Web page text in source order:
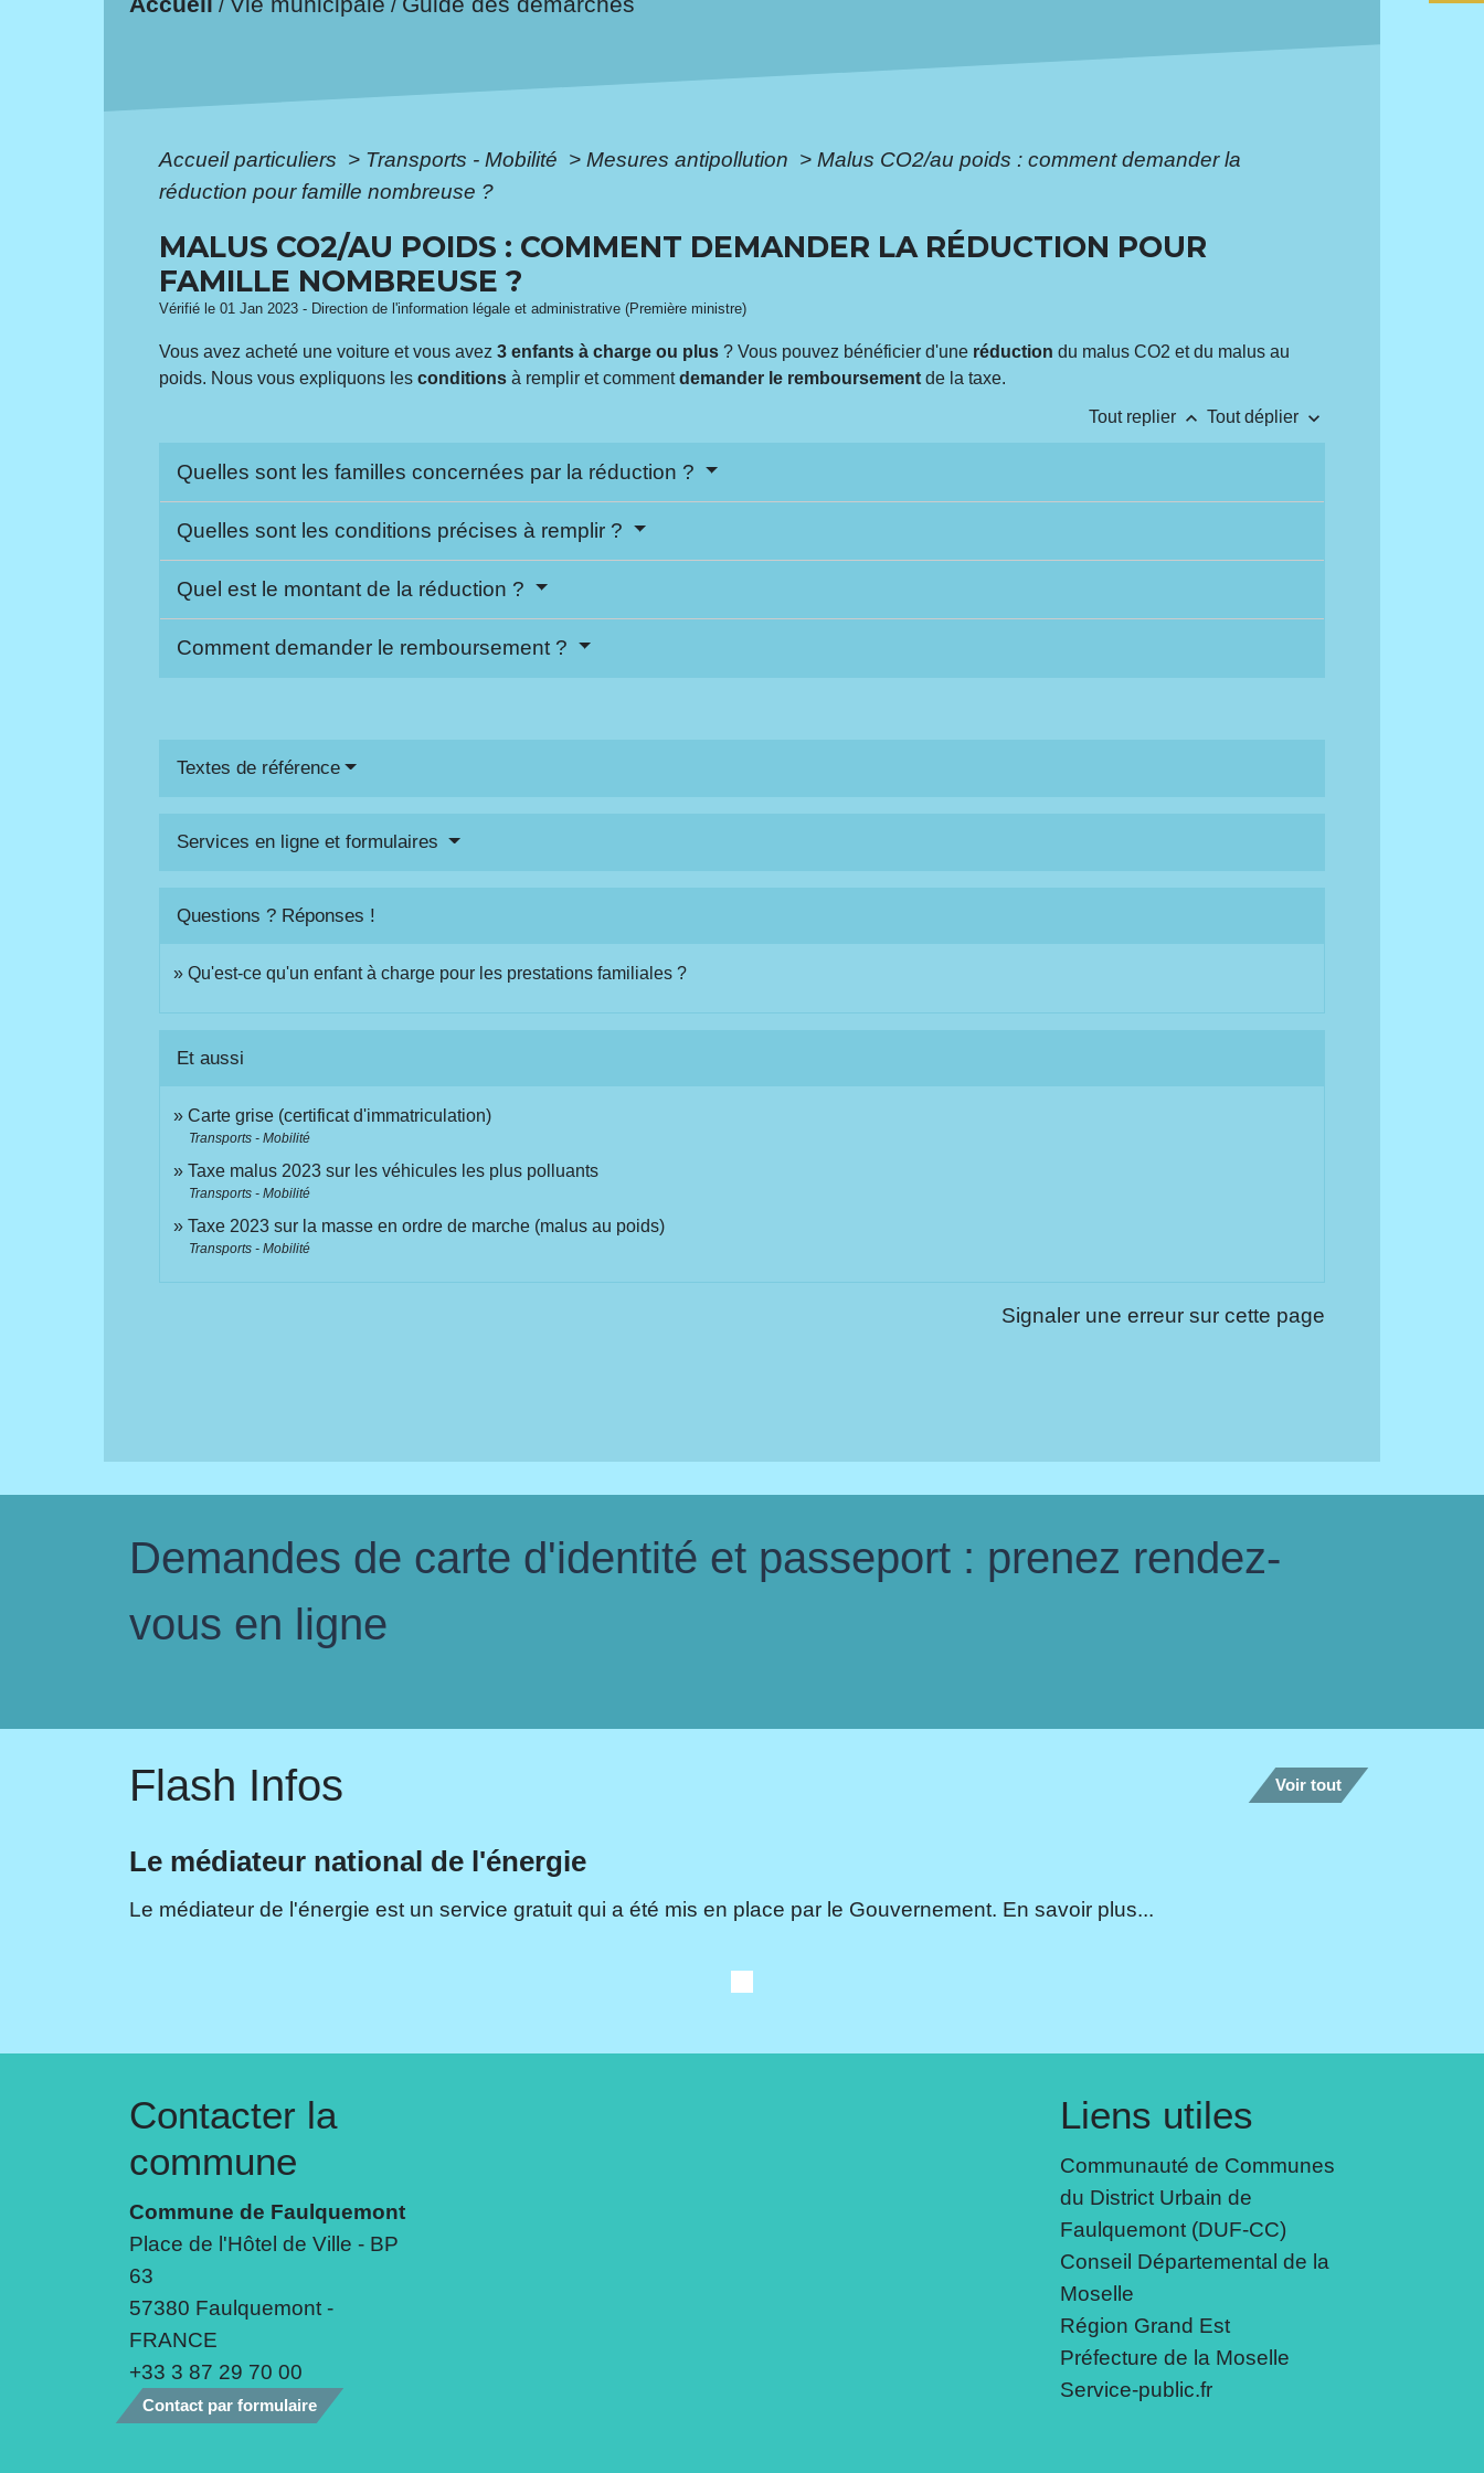
/ /
Accueil particuliers > Transports - Mobilité > Mesures antipollution > Malus CO2/au poids : comment demander la
réduction pour famille nombreuse ?
MALUS CO2/AU POIDS : COMMENT DEMANDER LA RÉDUCTION POUR
FAMILLE NOMBREUSE ?
Vérifié le 01 Jan 2023 - Direction de l'information légale et administrative (Première ministre)
Vous avez acheté une voiture et vous avez3 enfants à charge ou plus ? Vous pouvez bénéficier d'une réduction du malus CO2 et du malus au
poids. Nous vous expliquons lesconditions à remplir et commentdemander le remboursement de la taxe.
Tout replier keyboard_arrow_up Tout déplier keyboard_arrow_down
Quelles sont les familles concernées par la réduction ?
Quelles sont les conditions précises à remplir ?
Quel est le montant de la réduction ?
Comment demander le remboursement ?
Textes de référence
Services en ligne et formulaires
Questions ? Réponses !
Qu'est-ce qu'un enfant à charge pour les prestations familiales ?
Et aussi
Carte grise (certificat d'immatriculation)
Transports - Mobilité
Taxe malus 2023 sur les véhicules les plus polluants
Transports - Mobilité
Taxe 2023 sur la masse en ordre de marche (malus au poids)
Transports - Mobilité
Signaler une erreur sur cette page
Demandes de carte d'identité et passeport : prenez rendez-
vous en ligne
Flash Infos Voir tout
Le médiateur national de l'énergie
Le médiateur de l'énergie est un service gratuit qui a été mis en place par le Gouvernement. En savoir plus...
Contacter la
commune
Commune de Faulquemont
Place de l'Hôtel de Ville - BP
63
57380 Faulquemont -
FRANCE
+33 3 87 29 70 00
Contact par formulaire
Liens utiles
Communauté de Communes
du District Urbain de
Faulquemont (DUF-CC)
Conseil Départemental de la
Moselle
Région Grand Est
Préfecture de la Moselle
Service-public.fr